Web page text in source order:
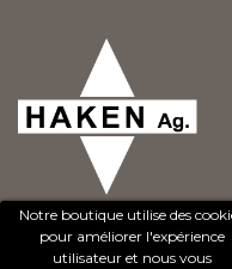
Notre boutique utilise des
pour améliorer l'expérience
utilisateur et nous vous